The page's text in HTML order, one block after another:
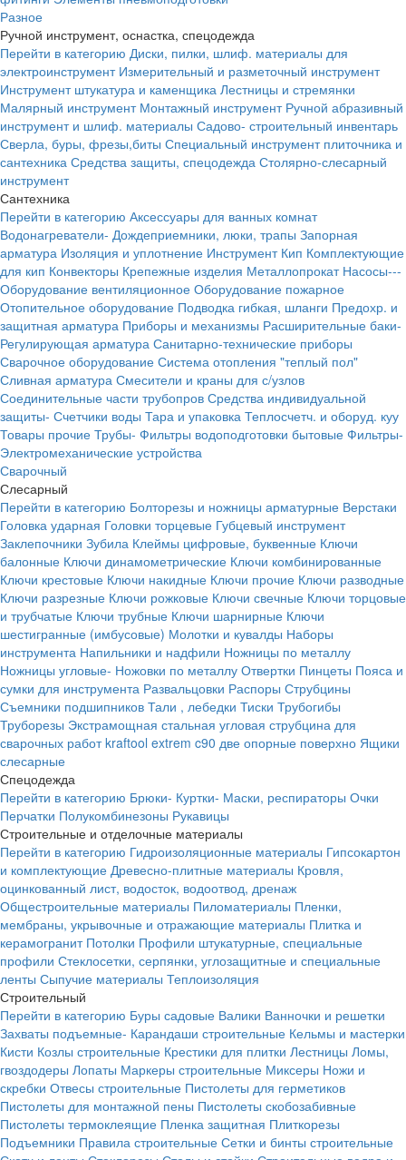
Разное
Ручной инструмент, оснастка, спецодежда
Перейти в категорию Диски, пилки, шлиф. материалы для
электроинструмент Измерительный и разметочный инструмент
Инструмент штукатура и каменщика Лестницы и стремянки
Малярный инструмент Монтажный инструмент Ручной абразивный
инструмент и шлиф. материалы Садово- строительный инвентарь
Сверла, буры, фрезы,биты Специальный инструмент плиточника и
сантехника Средства защиты, спецодежда Столярно-слесарный
инструмент
Сантехника
Перейти в категорию Аксессуары для ванных комнат
Водонагреватели- Дождеприемники, люки, трапы Запорная
арматура Изоляция и уплотнение Инструмент Кип Комплектующие
для кип Конвекторы Крепежные изделия Металлопрокат Насосы---
Оборудование вентиляционное Оборудование пожарное
Отопительное оборудование Подводка гибкая, шланги Предохр. и
защитная арматура Приборы и механизмы Расширительные баки-
Регулирующая арматура Санитарно-технические приборы
Сварочное оборудование Система отопления "теплый пол"
Сливная арматура Смесители и краны для с/узлов
Соединительные части трубопров Средства индивидуальной
защиты- Счетчики воды Тара и упаковка Теплосчетч. и оборуд. куу
Товары прочие Трубы- Фильтры водоподготовки бытовые Фильтры-
Электромеханические устройства
Сварочный
Слесарный
Перейти в категорию Болторезы и ножницы арматурные Верстаки
Головка ударная Головки торцевые Губцевый инструмент
Заклепочники Зубила Клеймы цифровые, буквенные Ключи
балонные Ключи динамометрические Ключи комбинированные
Ключи крестовые Ключи накидные Ключи прочие Ключи разводные
Ключи разрезные Ключи рожковые Ключи свечные Ключи торцовые
и трубчатые Ключи трубные Ключи шарнирные Ключи
шестигранные (имбусовые) Молотки и кувалды Наборы
инструмента Напильники и надфили Ножницы по металлу
Ножницы угловые- Ножовки по металлу Отвертки Пинцеты Пояса и
сумки для инструмента Развальцовки Распоры Струбцины
Съемники подшипников Тали , лебедки Тиски Трубогибы
Труборезы Экстрамощная стальная угловая струбцина для
сварочных работ kraftool extrem c90 две опорные поверхно Ящики
слесарные
Спецодежда
Перейти в категорию Брюки- Куртки- Маски, респираторы Очки
Перчатки Полукомбинезоны Рукавицы
Строительные и отделочные материалы
Перейти в категорию Гидроизоляционные материалы Гипсокартон
и комплектующие Древесно-плитные материалы Кровля,
оцинкованный лист, водосток, водоотвод, дренаж
Общестроительные материалы Пиломатериалы Пленки,
мембраны, укрывочные и отражающие материалы Плитка и
керамогранит Потолки Профили штукатурные, специальные
профили Стеклосетки, серпянки, углозащитные и специальные
ленты Сыпучие материалы Теплоизоляция
Строительный
Перейти в категорию Буры садовые Валики Ванночки и решетки
Захваты подъемные- Карандаши строительные Кельмы и мастерки
Кисти Козлы строительные Крестики для плитки Лестницы Ломы,
гвоздодеры Лопаты Маркеры строительные Миксеры Ножи и
скребки Отвесы строительные Пистолеты для герметиков
Пистолеты для монтажной пены Пистолеты скобозабивные
Пистолеты термоклеящие Пленка защитная Плиткорезы
Подъемники Правила строительные Сетки и бинты строительные